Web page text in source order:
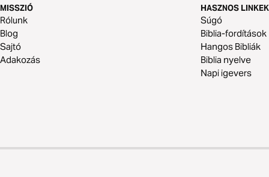
MISSZIÓ
Rólunk
Blog
Sajtó
Adakozás
HASZNOS LINKEK
Súgó
Biblia-fordítások
Hangos Bibliák
Biblia nyelve
Napi igevers